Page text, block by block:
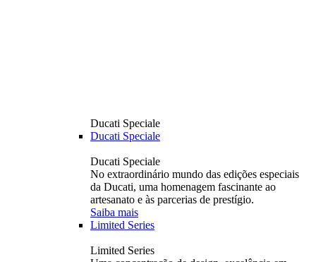
Ducati Speciale
Ducati Speciale
Ducati Speciale
No extraordinário mundo das edições especiais
da Ducati, uma homenagem fascinante ao
artesanato e às parcerias de prestígio.
Saiba mais
Limited Series
Limited Series